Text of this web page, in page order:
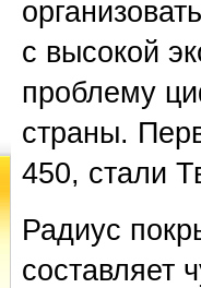
с высокой
проблему
страны.
450, стали
Радиус
составляет